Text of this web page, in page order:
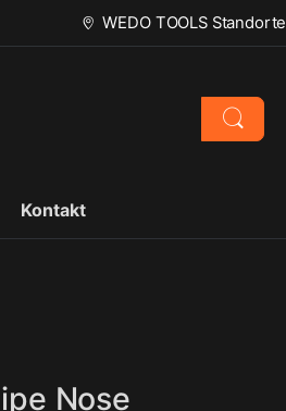
WEDO TOOLS Standorte
Kontakt
Nose